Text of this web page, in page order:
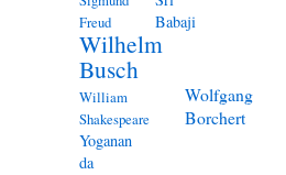
Freud
Babaji
Wilhelm
Busch
William
Shakespeare
Wolfgang
Borchert
Yoganan
da